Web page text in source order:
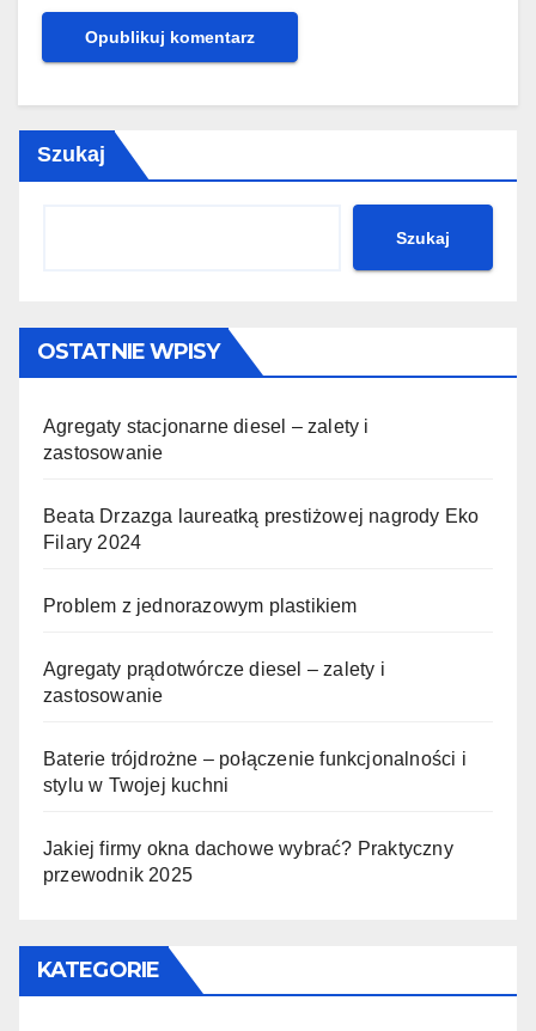
Szukaj
Szukaj
OSTATNIE WPISY
Agregaty stacjonarne diesel – zalety i
zastosowanie
Beata Drzazga laureatką prestiżowej nagrody Eko
Filary 2024
Problem z jednorazowym plastikiem
Agregaty prądotwórcze diesel – zalety i
zastosowanie
Baterie trójdrożne – połączenie funkcjonalności i
stylu w Twojej kuchni
Jakiej firmy okna dachowe wybrać? Praktyczny
przewodnik 2025
KATEGORIE